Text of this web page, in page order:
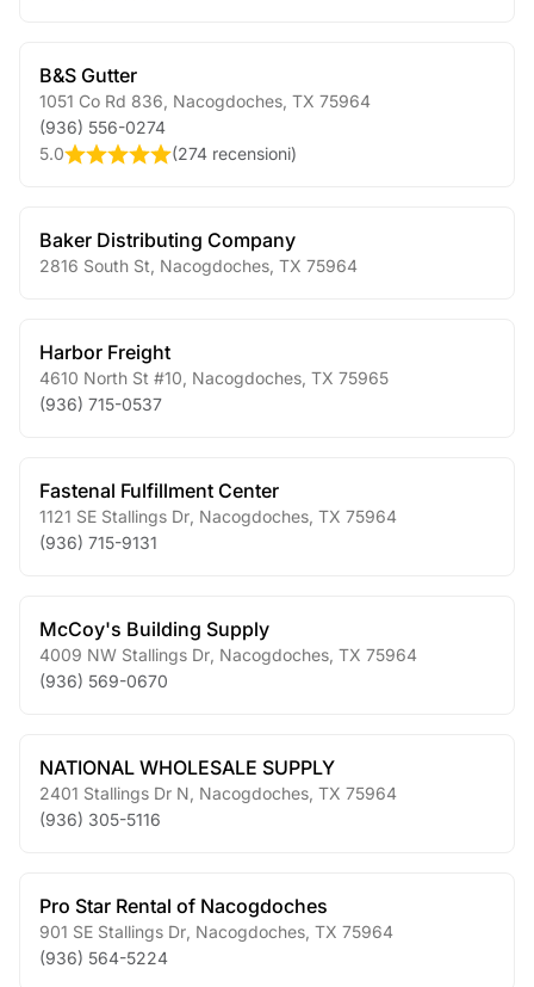
B&S Gutter
1051 Co Rd 836 Nacogdoches TX 75964
(936) 556-0274
5.0
(274 recensioni)
Baker Distributing Company
2816 South St Nacogdoches TX 75964
Harbor Freight
4610 North St #10 Nacogdoches TX 75965
(936) 715-0537
Fastenal Fulfillment Center
1121 SE Stallings Dr Nacogdoches TX 75964
(936) 715-9131
McCoy's Building Supply
4009 NW Stallings Dr Nacogdoches TX 75964
(936) 569-0670
NATIONAL WHOLESALE SUPPLY
2401 Stallings Dr N Nacogdoches TX 75964
(936) 305-5116
Pro Star Rental of Nacogdoches
901 SE Stallings Dr Nacogdoches TX 75964
(936) 564-5224